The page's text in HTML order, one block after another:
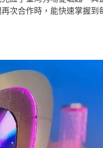
次合作時，能快速掌握到